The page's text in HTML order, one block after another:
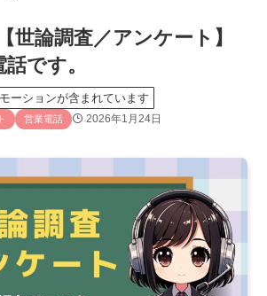
世論調査／アンケート】
です。
ーションが含まれています
営業電話 2026年1月24日